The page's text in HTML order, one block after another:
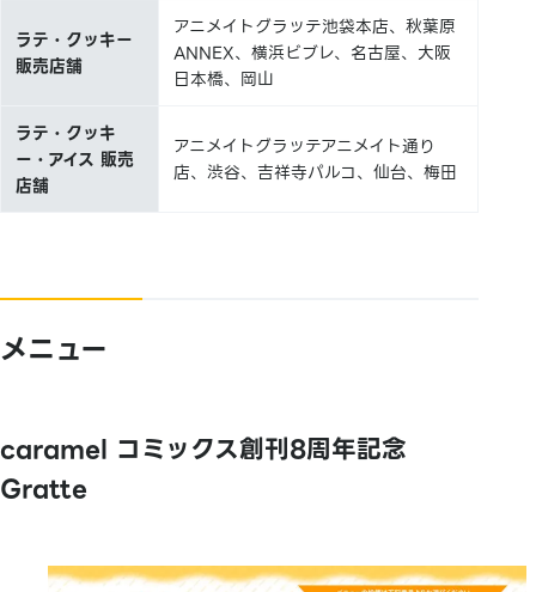
ラテ・クッキー
販売店舗
アニメイトグラッテ池袋本店、秋葉原
ANNEX、横浜ビブレ、名古屋、大阪
日本橋、岡山
ラテ・クッキ
ー・アイス 販売
店舗
アニメイトグラッテアニメイト通り
店、渋谷、吉祥寺パルコ、仙台、梅田
メニュー
caramel コミックス創刊8周年記念
Gratte